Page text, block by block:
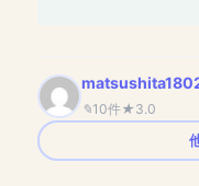
10件
3.0